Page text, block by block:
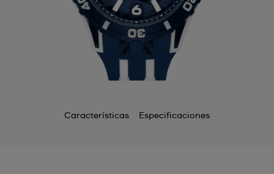
Características Especificaciones